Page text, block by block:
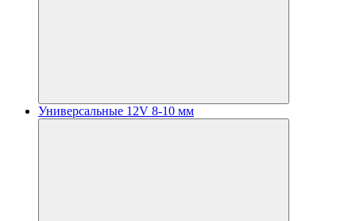
Универсальные 12V 8-10 мм